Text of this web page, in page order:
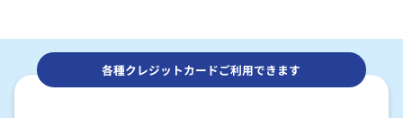
各種クレジットカードご利用できます